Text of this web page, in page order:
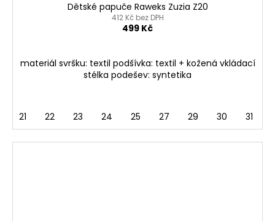
Dětské papuče Raweks Zuzia Z20
412 Kč bez DPH
499 Kč
materiál svršku: textil podšívka: textil + kožená vkládací
stélka podešev: syntetika
21 22 23 24 25 27 29 30 31